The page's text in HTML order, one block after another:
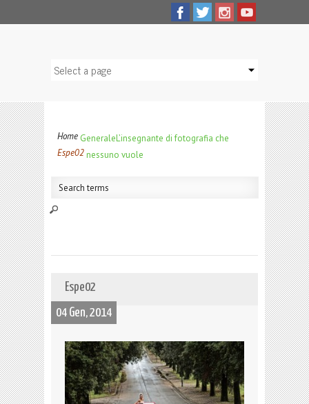
Home GeneraleL’insegnante di fotografia che
nessuno vuole
Espe02
Espe02
04 Gen, 2014